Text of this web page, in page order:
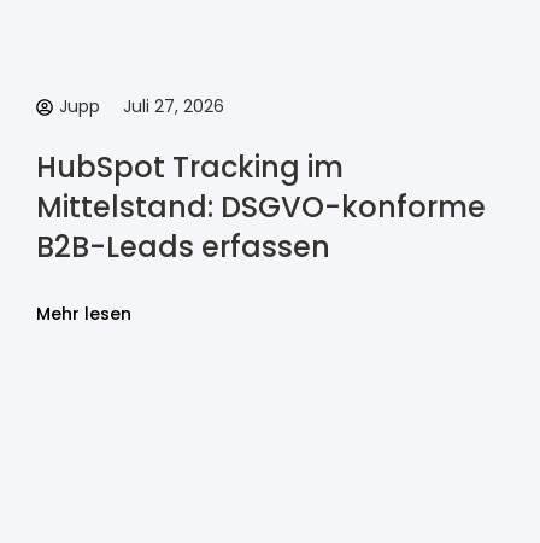
Jupp Juli 27, 2026
HubSpot Tracking im
Mittelstand: DSGVO-konforme
B2B-Leads erfassen
Mehr lesen